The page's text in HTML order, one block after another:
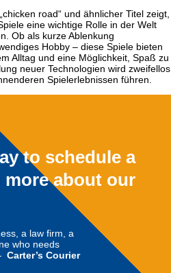
road“ und ähnlicher Titel zeigt,
eine wichtige Rolle in der Welt
Ob als kurze Ablenkung
Hobby – diese Spiele bieten
Alltag und eine Möglichkeit, Spaß zu
neuer Technologien wird zweifellos
Spielerlebnissen führen.
to schedule a
about our
a law firm, a
who needs
Carter’s Courier